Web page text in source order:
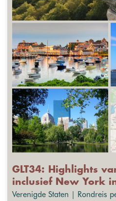
GLT34: Highlights
inclusief New York
Verenigde Staten | Rondreis